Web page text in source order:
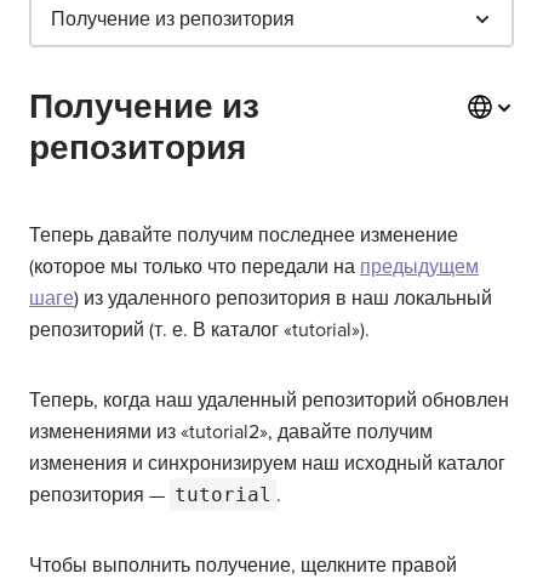
Получение из
репозитория
Теперь давайте получим последнее изменение
(которое мы только что передали на предыдущем
шаге) из удаленного репозитория в наш локальный
репозиторий (т. е. В каталог «tutorial»).
Теперь, когда наш удаленный репозиторий обновлен
изменениями из «tutorial2», давайте получим
изменения и синхронизируем наш исходный каталог
репозитория — tutorial .
Чтобы выполнить получение, щелкните правой
Получение из репозитория